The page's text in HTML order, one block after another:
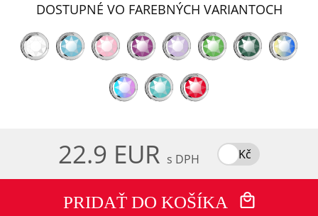
DOSTUPNÉ VO FAREBNÝCH VARIANTOCH
22.9 EUR s DPH Kč
PRIDAŤ DO KOŠÍKA